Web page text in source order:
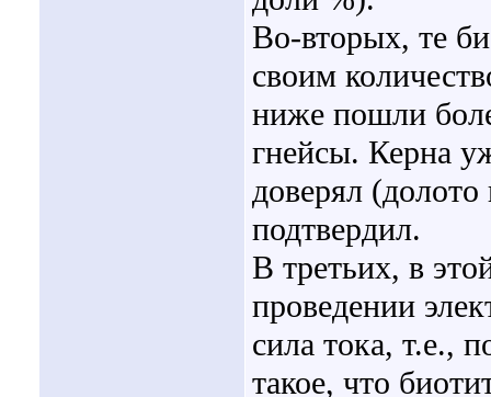
Во-вторых, те
своим
ниже пошли
гнейсы. Керна
доверял
подтвердил.
В третьих, в
проведении
сила тока, т.е.,
такое, что